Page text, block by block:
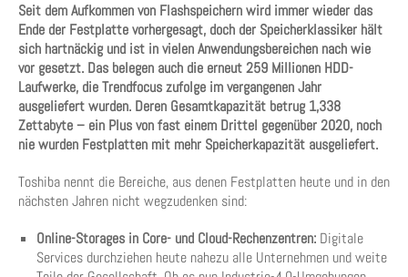
Seit dem Aufkommen von Flashspeichern wird immer wieder das
Ende der Festplatte vorhergesagt, doch der Speicherklassiker hält
sich hartnäckig und ist in vielen Anwendungsbereichen nach wie
vor gesetzt. Das belegen auch die erneut 259 Millionen HDD-
Laufwerke, die Trendfocus zufolge im vergangenen Jahr
ausgeliefert wurden. Deren Gesamtkapazität betrug 1,338
Zettabyte – ein Plus von fast einem Drittel gegenüber 2020, noch
nie wurden Festplatten mit mehr Speicherkapazität ausgeliefert.
Toshiba nennt die Bereiche, aus denen Festplatten heute und in den
nächsten Jahren nicht wegzudenken sind:
Online-Storages in Core- und Cloud-Rechenzentren: Digitale
Services durchziehen heute nahezu alle Unternehmen und weite